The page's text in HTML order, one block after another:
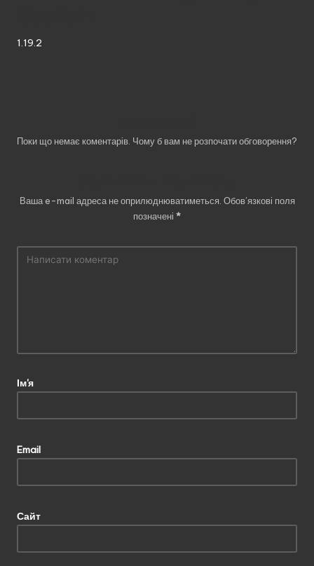
1.19.2
Поки що немає коментарів. Чому б вам не розпочати обговорення?
Ваша e-mail адреса не оприлюднюватиметься. Обов’язкові поля
позначені *
Ім'я
Email
Сайт